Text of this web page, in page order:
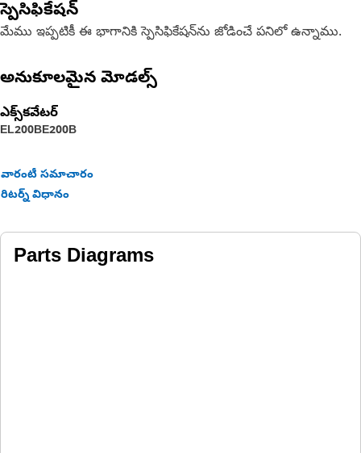
స్పెసిఫికేషన్
మేము ఇప్పటికీ ఈ భాగానికి స్పెసిఫికేషన్‌ను జోడించే పనిలో ఉన్నాము.
అనుకూలమైన మోడల్స్
ఎక్స్‌కవేటర్
EL200BE200B
వారంటీ సమాచారం
రిటర్న్ విధానం
Parts Diagrams